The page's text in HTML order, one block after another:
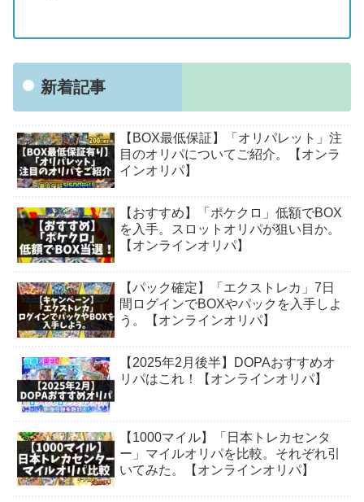
新着記事
【BOX最低保証】「オリパレット」注
目のオリパについてご紹介。【オンラ
インオリパ】
【おすすめ】「ポケクロ」低額でBOX
を入手。スロットオリパが狙い目か。
【オンラインオリパ】
【パック確定】「エクストレカ」7日
間ログインでBOXやパックを入手しよ
う。【オンラインオリパ】
【2025年2月後半】DOPAおすすめオ
リパはこれ！【オンラインオリパ】
【1000マイル】「日本トレカセンタ
ー」マイルオリパを比較。それぞれ引
いてみた。【オンラインオリパ】